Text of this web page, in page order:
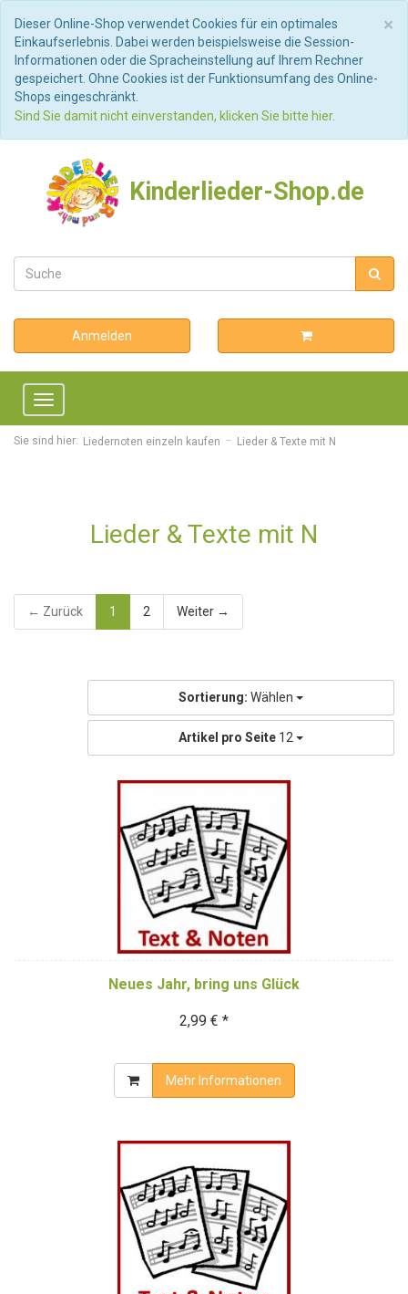
×
Dieser Online-Shop verwendet Cookies für ein optimales
Einkaufserlebnis. Dabei werden beispielsweise die Session-
Informationen oder die Spracheinstellung auf Ihrem Rechner
gespeichert. Ohne Cookies ist der Funktionsumfang des Online-
Shops eingeschränkt.
Sind Sie damit nicht einverstanden, klicken Sie bitte hier.
Kinderlieder-Shop.de
Anmelden
Toggle
navigation
Sie sind hier: Liedernoten einzeln kaufen Lieder & Texte mit N
Lieder & Texte mit N
← Zurück 1 2 Weiter →
Sortierung: Wählen
Artikel pro Seite 12
Neues Jahr, bring uns Glück
2,99 € *
Mehr Informationen